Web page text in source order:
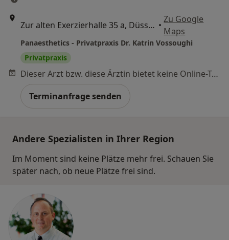
Zur alten Exerzierhalle 35 a, Düsseldorf •
Zu Google
Maps
Panaesthetics - Privatpraxis Dr. Katrin Vossoughi
Privatpraxis
Dieser Arzt bzw. diese Ärztin bietet keine Online-Terminbuchung an diesem Standort an.
Terminanfrage senden
Andere Spezialisten in Ihrer Region
Im Moment sind keine Plätze mehr frei. Schauen Sie
später nach, ob neue Plätze frei sind.